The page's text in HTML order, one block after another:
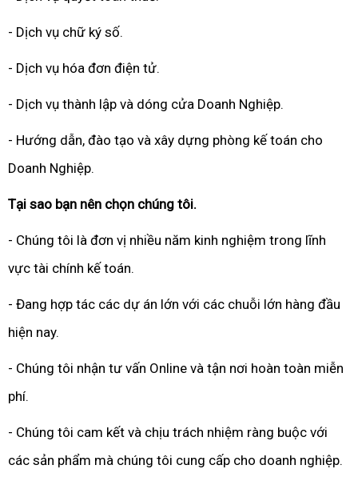
- Dịch vụ chữ ký số.
- Dịch vụ hóa đơn điện tử.
- Dịch vụ thành lập và dóng cửa Doanh Nghiệp.
- Hướng dẫn, đào tạo và xây dựng phòng kế toán cho
Doanh Nghiệp.
Tại sao bạn nên chọn chúng tôi.
- Chúng tôi là đơn vị nhiều năm kinh nghiệm trong lĩnh
vực tài chính kế toán.
- Đang hợp tác các dự án lớn với các chuỗi lớn hàng đầu
hiện nay.
- Chúng tôi nhận tư vấn Online và tận nơi hoàn toàn miễn
phí.
- Chúng tôi cam kết và chịu trách nhiệm ràng buộc với
các sản phẩm mà chúng tôi cung cấp cho doanh nghiệp.